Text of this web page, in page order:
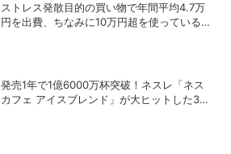
ストレス発散目的の買い物で年間平均4.7万
円を出費、ちなみに10万円超を使っている
発売1年で1億6000万杯突破！ネスレ「ネス
カフェ アイスブレンド」が大ヒットした3つ